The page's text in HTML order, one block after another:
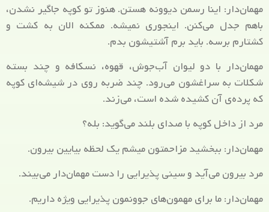
مهمان‌دار: اینا رسمن دیوونه هستن. هنوز تو کوپه جاگیر نشدن،
باهم جدل می‌کنن. اینجوری نمیشه. ممکنه الان به کشت و
کشتارم برسه. باید برم آشتیشون بدم.
مهمان‌دار با دو لیوان آب‌جوش، قهوه، نسکافه و چند بسته
شکلات به سراغشون می‌رود. چند ضربه روی در شیشه‌ای کوپه
که پرده‌ی آن کشیده شده است، می‌زند.
مرد از داخل کوپه با صدای بلند می‌گوید: بله؟
مهمان‌دار: ببخشید مزاحمتون میشم یک لحظه بیایین بیرون.
مرد بیرون می‌آید و سینی پذیرایی را دست مهمان‌دار می‌بیند.
مهمان‌دار: ما برای مهمون‌های جوونمون پذیرایی ویژه داریم.